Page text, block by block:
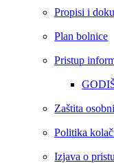
Propisi i
Plan bolnice
Pristup
Zaštita
Politika
Izjava o